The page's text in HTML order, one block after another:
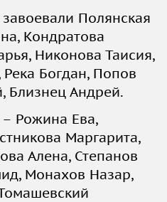
завоевали Полянская
Кондратова
Никонова Таисия,
Река Богдан, Попов
Близнец Андрей.
– Рожина Ева,
Маргарита,
Алена, Степанов
Монахов Назар,